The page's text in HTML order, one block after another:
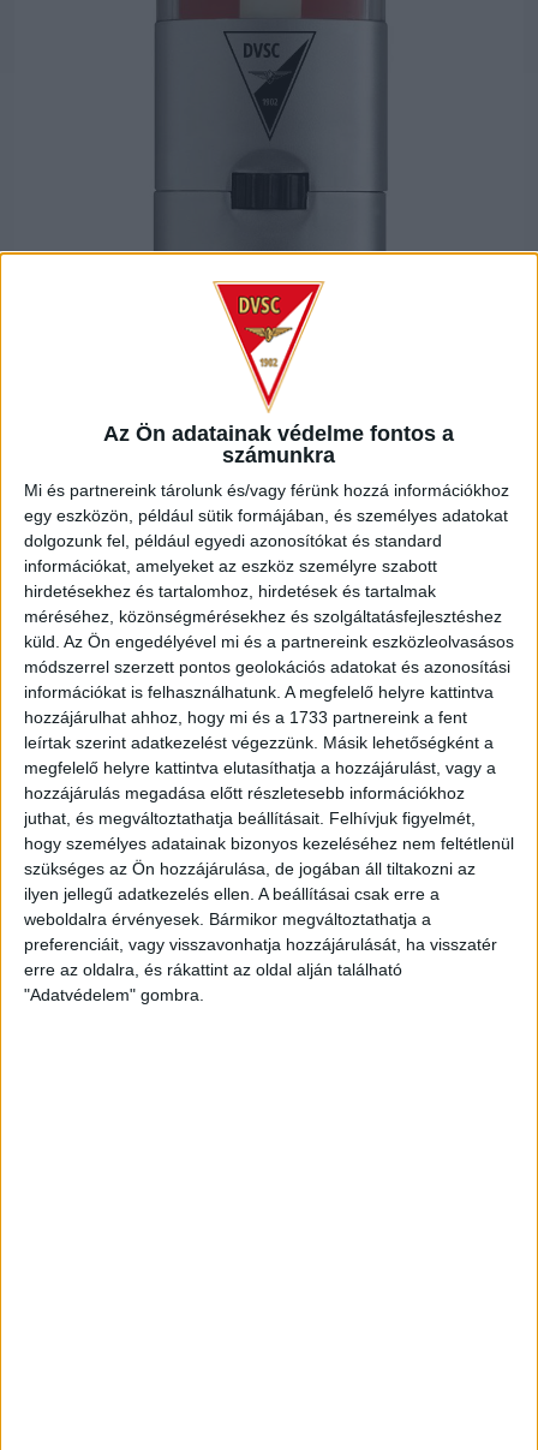
Az Ön adatainak védelme fontos a
számunkra
Mi és partnereink tárolunk és/vagy férünk hozzá információkhoz
egy eszközön, például sütik formájában, és személyes adatokat
dolgozunk fel, például egyedi azonosítókat és standard
információkat, amelyeket az eszköz személyre szabott
hirdetésekhez és tartalomhoz, hirdetések és tartalmak
méréséhez, közönségmérésekhez és szolgáltatásfejlesztéshez
küld. Az Ön engedélyével mi és a partnereink eszközleolvasásos
módszerrel szerzett pontos geolokációs adatokat és azonosítási
információkat is felhasználhatunk. A megfelelő helyre kattintva
hozzájárulhat ahhoz, hogy mi és a 1733 partnereink a fent
leírtak szerint adatkezelést végezzünk. Másik lehetőségként a
megfelelő helyre kattintva elutasíthatja a hozzájárulást, vagy a
hozzájárulás megadása előtt részletesebb információkhoz
juthat, és megváltoztathatja beállításait. Felhívjuk figyelmét,
hogy személyes adatainak bizonyos kezeléséhez nem feltétlenül
szükséges az Ön hozzájárulása, de jogában áll tiltakozni az
ilyen jellegű adatkezelés ellen. A beállításai csak erre a
weboldalra érvényesek. Bármikor megváltoztathatja a
preferenciáit, vagy visszavonhatja hozzájárulását, ha visszatér
erre az oldalra, és rákattint az oldal alján található
"Adatvédelem" gombra.
ARCFESTŐ STIFT
1.990Ft
Készleten
-
Arcfestő
stift
mennyiség
+ KOSÁRBA TESZEM
Kategóriák:Ajándéktárgy,Hivatalos ruházatCímkék:
kiemelt,naptár
KAPCSOLÓDÓ
TERMÉKEK